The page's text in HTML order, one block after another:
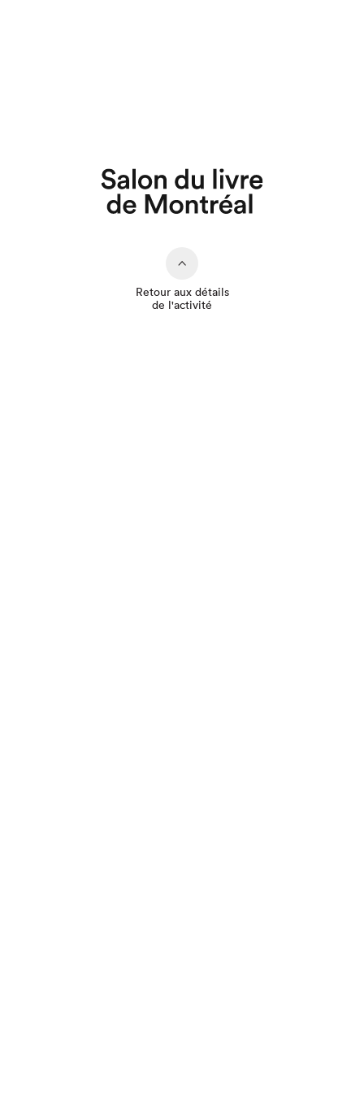
Retour aux détails
de l'activité